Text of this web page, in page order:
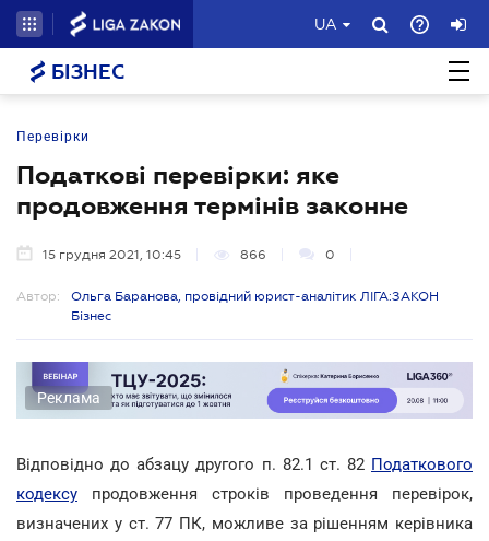
UA
БІЗНЕС
Перевірки
Податкові перевірки: яке
продовження термінів законне
15 грудня 2021, 10:45 866 0
Автор:
Ольга Баранова, провідний юрист-аналітик ЛІГА:ЗАКОН
Бізнес
Реклама
Відповідно до абзацу другого п. 82.1 ст. 82 Податкового
кодексу продовження строків проведення перевірок,
визначених у ст. 77 ПК, можливе за рішенням керівника